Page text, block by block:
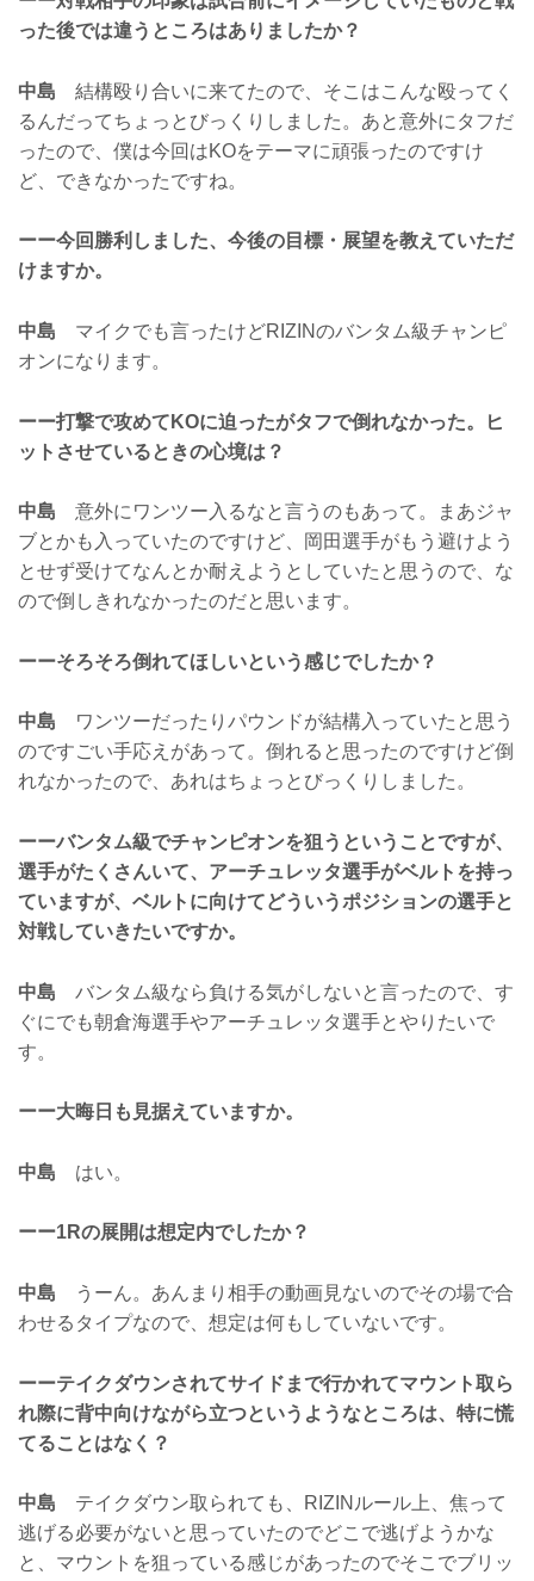
った後では違うところはありましたか？
中島 結構殴り合いに来てたので、そこはこんな殴ってく
るんだってちょっとびっくりしました。あと意外にタフだ
ったので、僕は今回はKOをテーマに頑張ったのですけ
ど、できなかったですね。
ーー今回勝利しました、今後の目標・展望を教えていただ
けますか。
中島 マイクでも言ったけどRIZINのバンタム級チャンピ
オンになります。
ーー打撃で攻めてKOに迫ったがタフで倒れなかった。ヒ
ットさせているときの心境は？
中島 意外にワンツー入るなと言うのもあって。まあジャ
ブとかも入っていたのですけど、岡田選手がもう避けよう
とせず受けてなんとか耐えようとしていたと思うので、な
ので倒しきれなかったのだと思います。
ーーそろそろ倒れてほしいという感じでしたか？
中島 ワンツーだったりパウンドが結構入っていたと思う
のですごい手応えがあって。倒れると思ったのですけど倒
れなかったので、あれはちょっとびっくりしました。
ーーバンタム級でチャンピオンを狙うということですが、
選手がたくさんいて、アーチュレッタ選手がベルトを持っ
ていますが、ベルトに向けてどういうポジションの選手と
対戦していきたいですか。
中島 バンタム級なら負ける気がしないと言ったので、す
ぐにでも朝倉海選手やアーチュレッタ選手とやりたいで
す。
ーー大晦日も見据えていますか。
中島 はい。
ーー1Rの展開は想定内でしたか？
中島 うーん。あんまり相手の動画見ないのでその場で合
わせるタイプなので、想定は何もしていないです。
ーーテイクダウンされてサイドまで行かれてマウント取ら
れ際に背中向けながら立つというようなところは、特に慌
てることはなく？
中島 テイクダウン取られても、RIZINルール上、焦って
逃げる必要がないと思っていたのでどこで逃げようかな
と、マウントを狙っている感じがあったのでそこでブリッ